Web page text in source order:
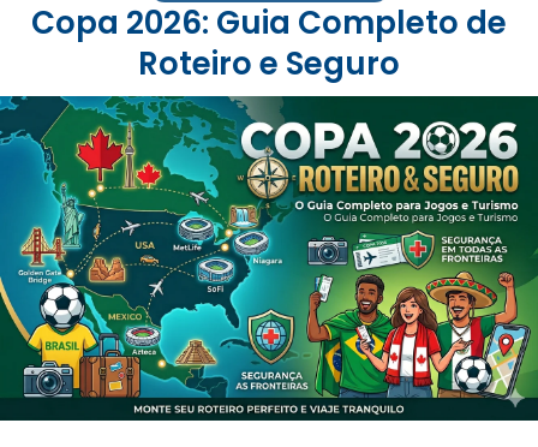
Copa 2026: Guia Completo de
Roteiro e Seguro